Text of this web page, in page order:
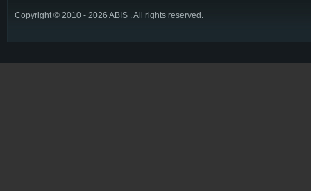
Copyright © 2010 - 2026 ABIS . All rights reserved.